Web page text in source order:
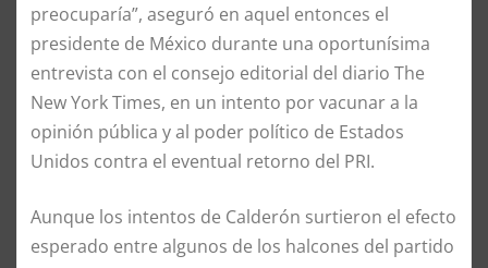
preocuparía”, aseguró en aquel entonces el
presidente de México durante una oportunísima
entrevista con el consejo editorial del diario The
New York Times, en un intento por vacunar a la
opinión pública y al poder político de Estados
Unidos contra el eventual retorno del PRI.
Aunque los intentos de Calderón surtieron el efecto
esperado entre algunos de los halcones del partido